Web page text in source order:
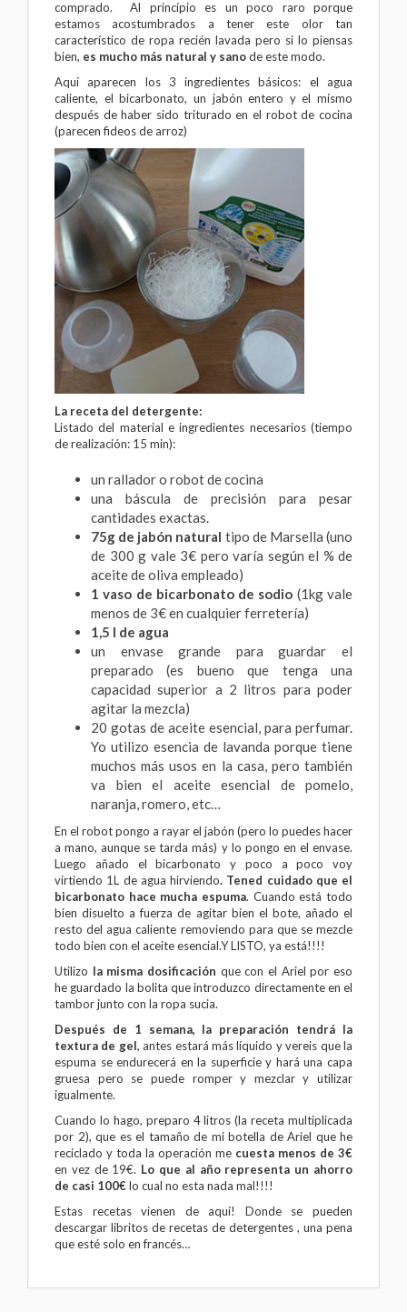
comprado. Al principio es un poco raro porque
estamos acostumbrados a tener este olor tan
característico de ropa recién lavada pero si lo piensas
bien, es mucho más natural y sanode este modo.
Aquí aparecen los 3 ingredientes básicos: el agua
caliente, el bicarbonato, un jabón entero y el mismo
después de haber sido triturado en el robot de cocina
(parecen fideos de arroz)
La receta del detergente:
Listado del material e ingredientes necesarios (tiempo
de realización: 15 min):
un rallador o robot de cocina
una báscula de precisión para pesar
cantidades exactas.
75g de jabón natural tipo de Marsella (uno
de 300 g vale 3€ pero varía según el % de
aceite de oliva empleado)
1 vaso de bicarbonato de sodio (1kg vale
menos de 3€ en cualquier ferretería)
1,5 l de agua
un envase grande para guardar el
preparado (es bueno que tenga una
capacidad superior a 2 litros para poder
agitar la mezcla)
20 gotas de aceite esencial, para perfumar.
Yo utilizo esencia de lavanda porque tiene
muchos más usos en la casa, pero también
va bien el aceite esencial de pomelo,
naranja, romero, etc…
En el robot pongo a rayar el jabón (pero lo puedes hacer
a mano, aunque se tarda más) y lo pongo en el envase.
Luego añado el bicarbonato y poco a poco voy
virtiendo 1L de agua hirviendo. Tened cuidado que el
bicarbonato hace mucha espuma. Cuando está todo
bien disuelto a fuerza de agitar bien el bote, añado el
resto del agua caliente removiendo para que se mezcle
todo bien con el aceite esencial.Y LISTO, ya está!!!!
Utilizo la misma dosificación que con el Ariel por eso
he guardado la bolita que introduzco directamente en el
tambor junto con la ropa sucia.
Después de 1 semana, la preparación tendrá la
textura de gel, antes estará más líquido y vereis que la
espuma se endurecerá en la superficie y hará una capa
gruesa pero se puede romper y mezclar y utilizar
igualmente.
Cuando lo hago, preparo 4 litros (la receta multiplicada
por 2), que es el tamaño de mi botella de Ariel que he
reciclado y toda la operación me cuesta menos de 3€
en vez de 19€. Lo que al año representa un ahorro
de casi 100€lo cual no esta nada mal!!!!
Estas recetas vienen deaquí! Donde se pueden
descargar libritos de recetas de detergentes , una pena
que esté solo en francés…